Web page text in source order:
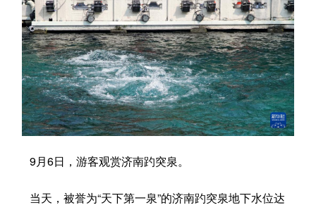
文化 书画 健康 军事
访谈 视频 图片 政务
法律 中央文件 金融 汽车
食品 人居 信息化 数字经济
学术中国 乡村振兴 银龄 溯源中国
城市 旅游
彩票 娱乐 时尚 悦读
9月6日，游客观赏济南趵突泉。
当天，被誉为“天下第一泉”的济南趵突泉地下水位达